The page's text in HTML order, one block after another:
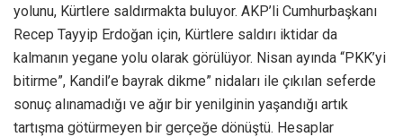
yolunu, Kürtlere saldırmakta buluyor. AKP’li Cumhurbaşkanı
Recep Tayyip Erdoğan için, Kürtlere saldırı iktidar da
kalmanın yegane yolu olarak görülüyor. Nisan ayında “PKK’yi
bitirme”, Kandil’e bayrak dikme” nidaları ile çıkılan seferde
sonuç alınamadığı ve ağır bir yenilginin yaşandığı artık
tartışma götürmeyen bir gerçeğe dönüştü. Hesaplar